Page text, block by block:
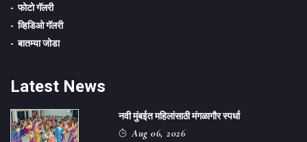
फोटो गॅलरी
व्हिडिओ गॅलरी
बातम्या जोडा
Latest News
नवी मुंबईत महिलांसाठी मंगळागौर स्पर्धा
Aug 06, 2026